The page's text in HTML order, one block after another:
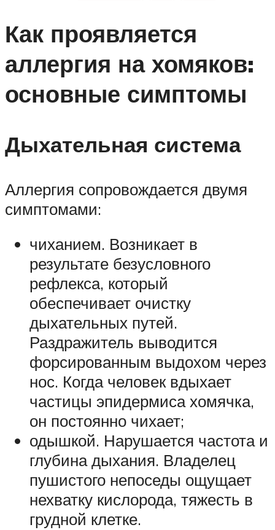
Как проявляется
аллергия на хомяков:
основные симптомы
Дыхательная система
Аллергия сопровождается двумя
симптомами:
чиханием. Возникает в
результате безусловного
рефлекса, который
обеспечивает очистку
дыхательных путей.
Раздражитель выводится
форсированным выдохом через
нос. Когда человек вдыхает
частицы эпидермиса хомячка,
он постоянно чихает;
одышкой. Нарушается частота и
глубина дыхания. Владелец
пушистого непоседы ощущает
нехватку кислорода, тяжесть в
грудной клетке.